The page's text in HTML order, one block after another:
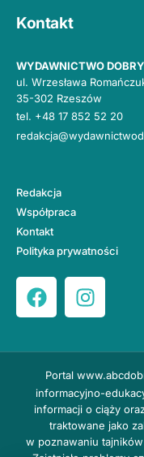
Kontakt
WYDAWNICTWO
ul. Wrzesława
35-302 Rzeszów
tel. +48 17 852 52 20
Redakcja
Współpraca
Kontakt
Polityka prywatności
Portal
informacyjno-
informacji o ciąży
traktowane jako
w poznawaniu